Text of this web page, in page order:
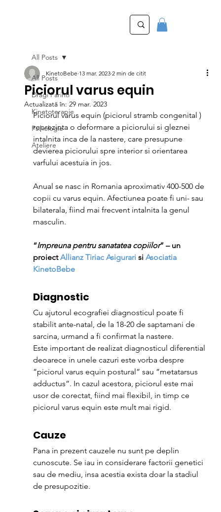
All Posts
Dragi Parinti
Kinetoterapie
Psihologie
Ateliere
All Posts
Piciorul varus equin
KinetoBebe 13 mar. 2023 2 min de citit
Actualizată în: 29 mar. 2023
Piciorul varus equin (piciorul stramb congenital )
reprezinta o deformare a piciorului si gleznei
intalnita inca de la nastere, care presupune
devierea piciorului spre interior si orientarea
varfului acestuia in jos.
Anual se nasc in Romania aproximativ 400-500 de
copii cu varus equin. Afectiunea poate fi uni- sau
bilaterala, fiind mai frecvent intalnita la genul
masculin.
“Impreuna pentru sanatatea copiilor” – un
proiect Allianz Tiriac Asigurari si Asociatia
KinetoBebe
Diagnostic
Cu ajutorul ecografiei diagnosticul poate fi
stabilit ante-natal, de la 18-20 de saptamani de
sarcina, urmand a fi confirmat la nastere.
Este important de realizat diagnosticul diferential
deoarece in unele cazuri este vorba despre
”piciorul varus equin postural” sau ”metatarsus
adductus”. In cazul acestora, piciorul este mai
usor de corectat, fiind mai flexibil, in timp ce
piciorul varus equin este mult mai rigid.
Cauze
Pana in prezent cauzele nu sunt pe deplin
cunoscute. Se iau in considerare factorii genetici
sau de mediu, insa acestia exista doar la stadiul
de presupozitie.